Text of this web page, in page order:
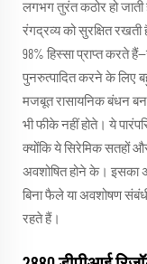
लगभग तुरंत कठोर हो
रंगद्रव्य को सुरक्षित
98% हिस्सा प्राप्त करते
पुनरुत्पादित करने के लिए
मजबूत रासायनिक बंधन
भी फीके नहीं होते। ये
क्योंकि ये सिरेमिक सतहों
अवशोषित होने के। इसका
बिना फैले या अवशोषण
रहते हैं।